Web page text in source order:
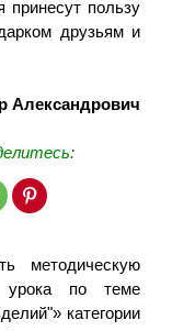
принесут пользу
друзьям и
Александрович
методическую
урока по теме
категории